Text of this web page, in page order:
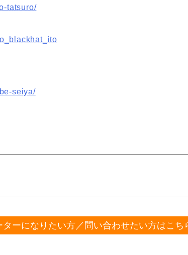
tatsuro/
seiya/
ターになりたい方／問い合わせたい方はこち